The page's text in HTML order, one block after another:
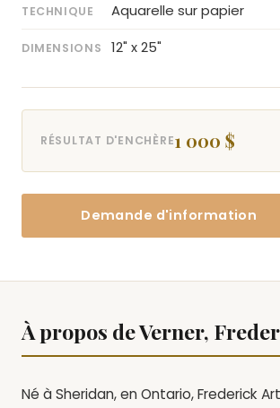
TECHNIQUE Aquarelle sur papier
DIMENSIONS 12" x 25"
RÉSULTAT D'ENCHÈRE1 000 $
Demande d'information
À propos de Verner,
Né à Sheridan, en Ontario, Frederick